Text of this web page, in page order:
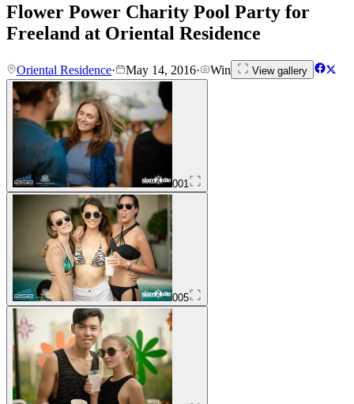
Flower Power Charity Pool Party for
Freeland at Oriental Residence
Oriental Residence· May 14, 2016· Win View gallery
001
005